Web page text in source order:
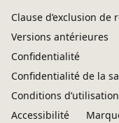
Clause d’exclusion de
Versions antérieures
Confidentialité
Confidentialité de la
Conditions d’utilisation
Accessibilité